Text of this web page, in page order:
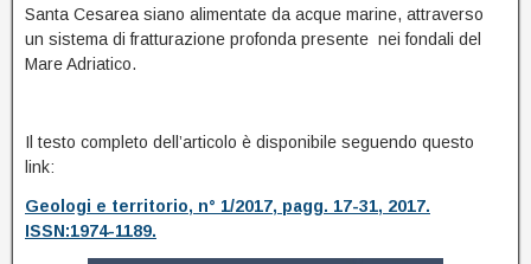
Santa Cesarea siano alimentate da acque marine, attraverso
un sistema di fratturazione profonda presente nei fondali del
Mare Adriatico.
Il testo completo dell’articolo è disponibile seguendo questo
link:
Geologi e territorio, n° 1/2017, pagg. 17-31, 2017.
ISSN:1974-1189.